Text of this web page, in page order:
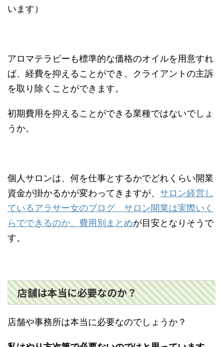
います）
アロマテラピーも標準的な価格のオイルを用意すれ
ば、経費を抑えることができ、クライアントの主訴
を取り除くことができます。
初期費用を抑えることができる業種ではないでしょ
うか。
個人サロンは、何を仕事とするかでどれくらい開業
資金が掛かるかが変わってきますが、 サロン経営し
ているアラサー女のブログ サロン開業は実際いく
らでできるのか、費用別まとめが目安となりそうで
す。
店舗は本当に必要なのか？
店舗や事務所は本当に必要なのでしょうか？